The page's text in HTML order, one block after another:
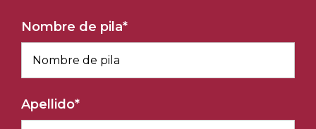
Nombre de pila*
Apellido*